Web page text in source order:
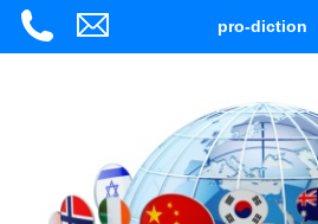
pro-diction